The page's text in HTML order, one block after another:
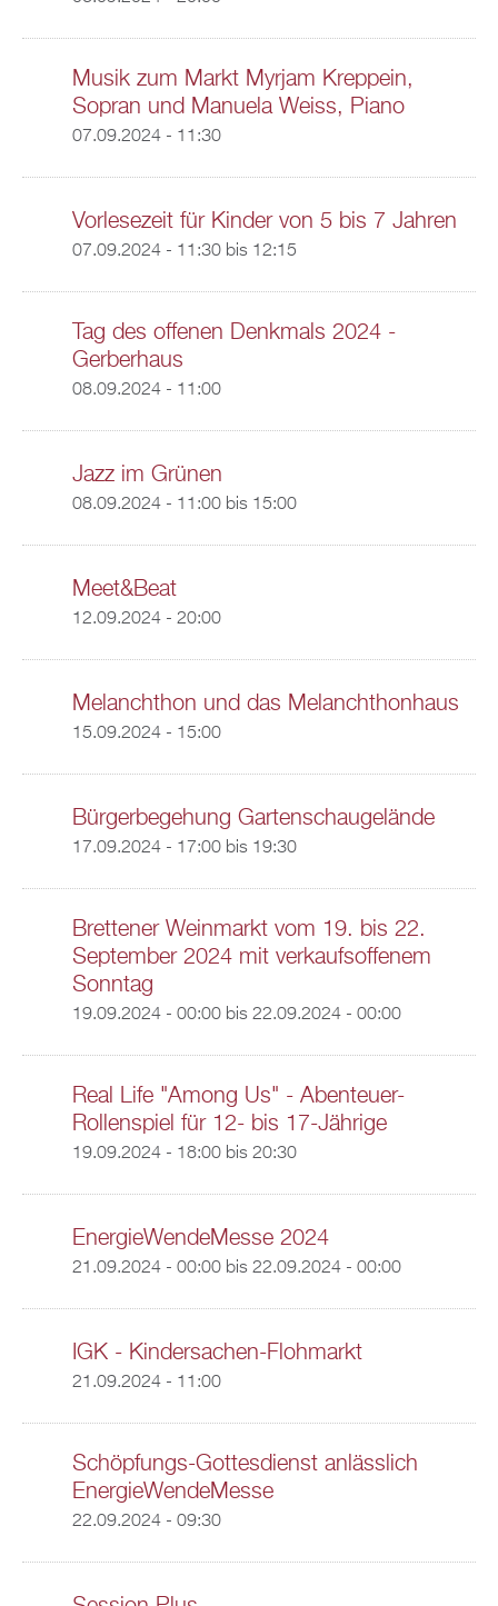
Musik zum Markt Myrjam Kreppein,
Sopran und Manuela Weiss, Piano
07.09.2024 - 11:30
Vorlesezeit für Kinder von 5 bis 7 Jahren
07.09.2024 - 11:30bis 12:15
Tag des offenen Denkmals 2024 -
Gerberhaus
08.09.2024 - 11:00
Jazz im Grünen
08.09.2024 - 11:00bis 15:00
Meet&Beat
12.09.2024 - 20:00
Melanchthon und das Melanchthonhaus
15.09.2024 - 15:00
Bürgerbegehung Gartenschaugelände
17.09.2024 - 17:00bis 19:30
Brettener Weinmarkt vom 19. bis 22.
September 2024 mit verkaufsoffenem
Sonntag
19.09.2024 - 00:00bis 22.09.2024 - 00:00
Real Life "Among Us" - Abenteuer-
Rollenspiel für 12- bis 17-Jährige
19.09.2024 - 18:00bis 20:30
EnergieWendeMesse 2024
21.09.2024 - 00:00bis 22.09.2024 - 00:00
IGK - Kindersachen-Flohmarkt
21.09.2024 - 11:00
Schöpfungs-Gottesdienst anlässlich
EnergieWendeMesse
22.09.2024 - 09:30